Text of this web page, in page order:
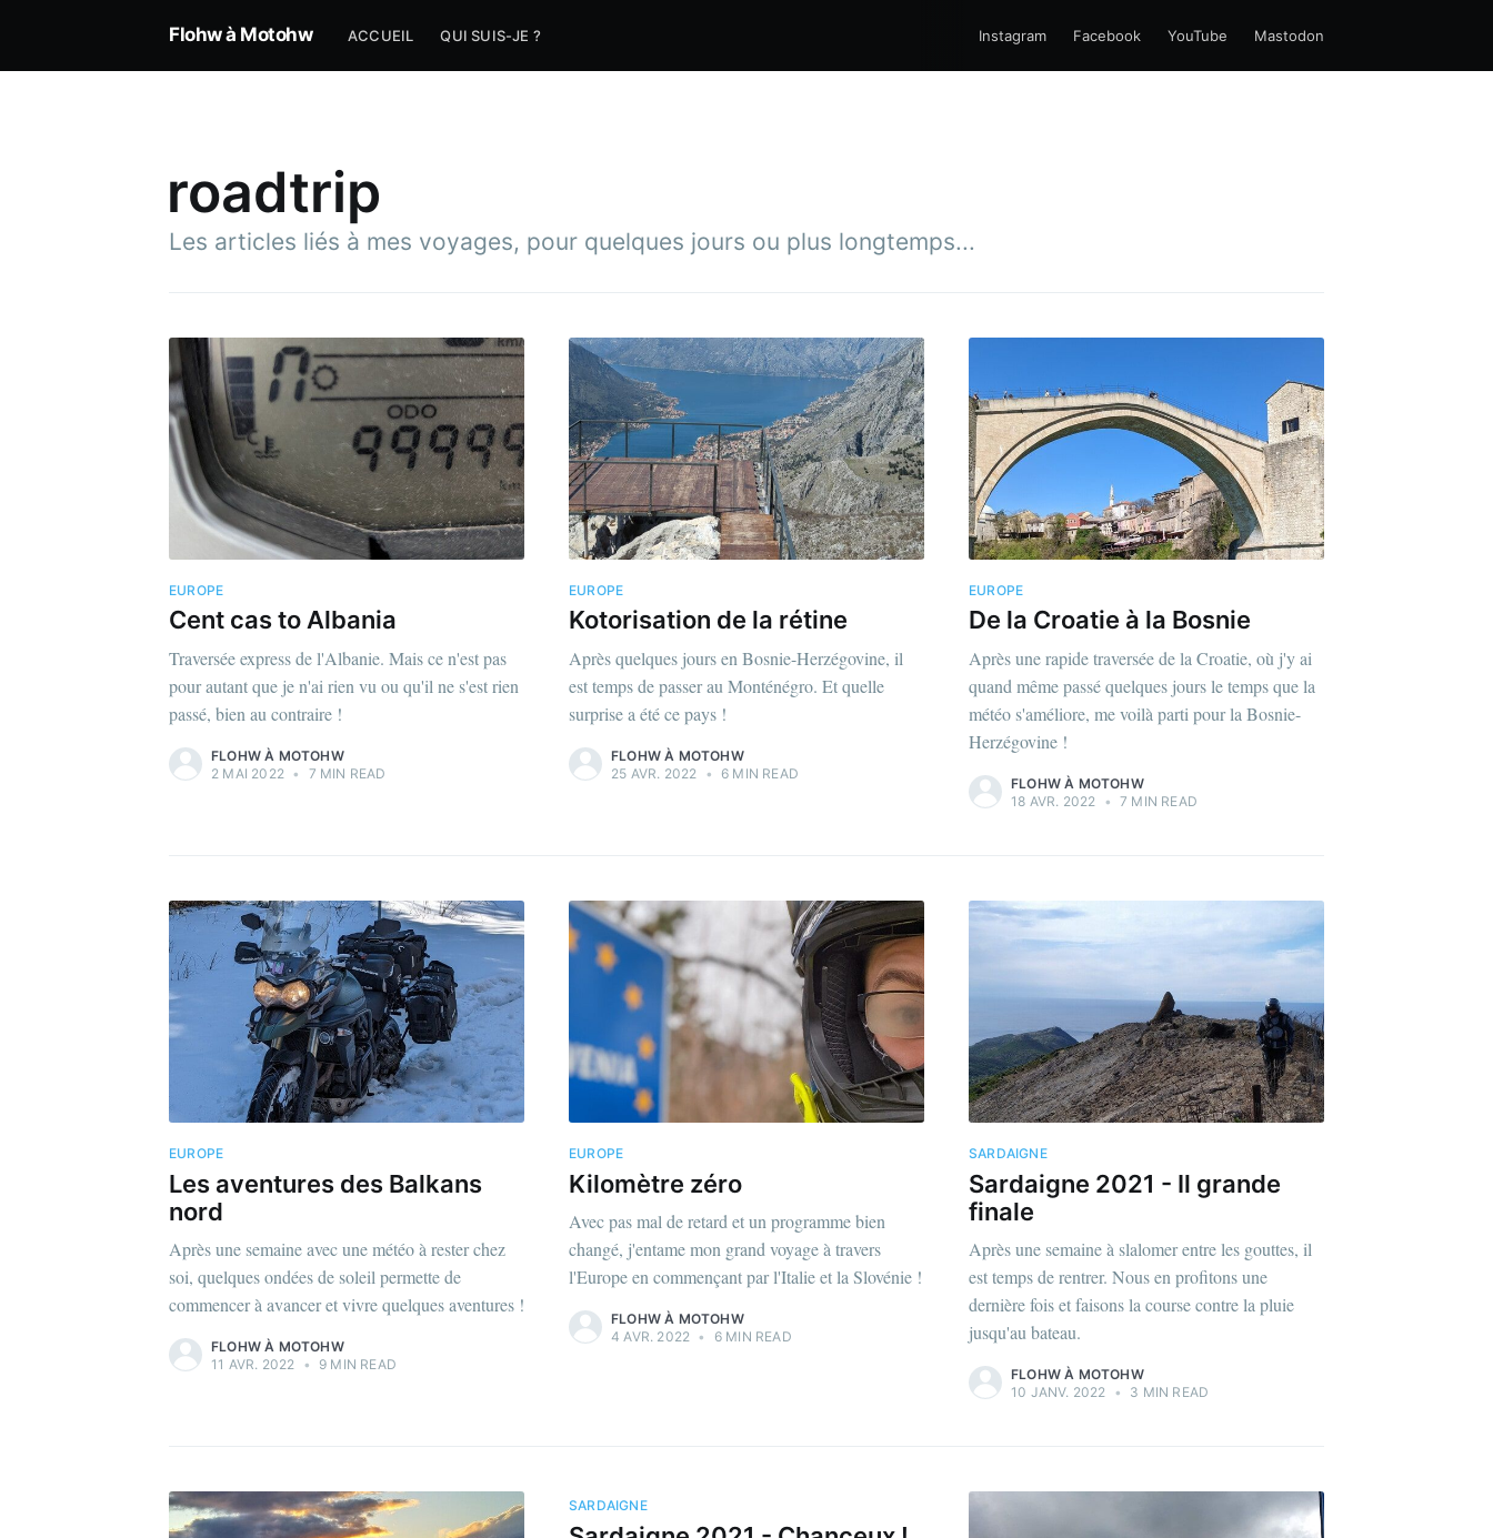
Flohw à Motohw ACCUEIL QUI SUIS-JE ? Instagram Facebook YouTube Mastodon
roadtrip
Les articles liés à mes voyages, pour quelques jours ou plus longtemps...
EUROPE
Cent cas to Albania
Traversée express de l'Albanie. Mais ce n'est pas
pour autant que je n'ai rien vu ou qu'il ne s'est rien
passé, bien au contraire !
FLOHW À MOTOHW
2 MAI 2022 • 7 MIN READ
EUROPE
Kotorisation de la rétine
Après quelques jours en Bosnie-Herzégovine, il
est temps de passer au Monténégro. Et quelle
surprise a été ce pays !
FLOHW À MOTOHW
25 AVR. 2022 • 6 MIN READ
EUROPE
De la Croatie à la Bosnie
Après une rapide traversée de la Croatie, où j'y ai
quand même passé quelques jours le temps que la
météo s'améliore, me voilà parti pour la Bosnie-
Herzégovine !
FLOHW À MOTOHW
18 AVR. 2022 • 7 MIN READ
EUROPE
Les aventures des Balkans
nord
Après une semaine avec une météo à rester chez
soi, quelques ondées de soleil permette de
commencer à avancer et vivre quelques aventures !
FLOHW À MOTOHW
11 AVR. 2022 • 9 MIN READ
EUROPE
Kilomètre zéro
Avec pas mal de retard et un programme bien
changé, j'entame mon grand voyage à travers
l'Europe en commençant par l'Italie et la Slovénie !
FLOHW À MOTOHW
4 AVR. 2022 • 6 MIN READ
SARDAIGNE
Sardaigne 2021 - Il grande
finale
Après une semaine à slalomer entre les gouttes, il
est temps de rentrer. Nous en profitons une
dernière fois et faisons la course contre la pluie
jusqu'au bateau.
FLOHW À MOTOHW
10 JANV. 2022 • 3 MIN READ
SARDAIGNE